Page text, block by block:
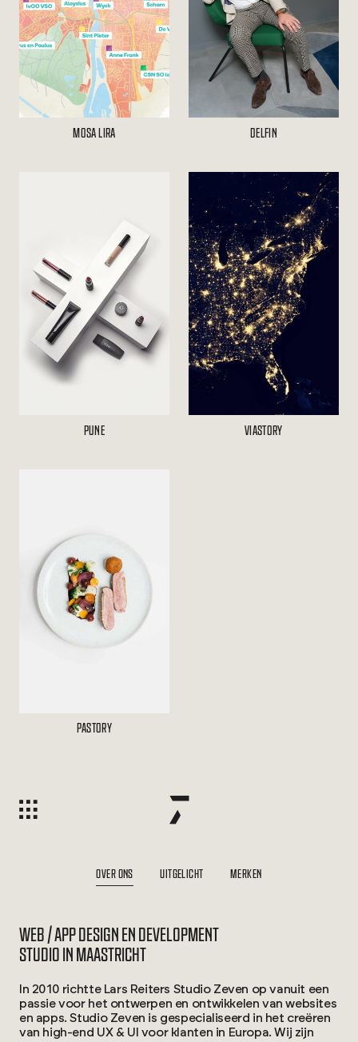
MOSA LIRA DELFIN
PUNE VIASTORY
PASTORY
OVER ONS UITGELICHT MERKEN
WEB / APP DESIGN EN DEVELOPMENT
STUDIO IN MAASTRICHT
In 2010 richtte Lars Reiters Studio Zeven op vanuit een
passie voor het ontwerpen en ontwikkelen van websites
en apps. Studio Zeven is gespecialiseerd in het creëren
van high-end UX & UI voor klanten in Europa. Wij zijn